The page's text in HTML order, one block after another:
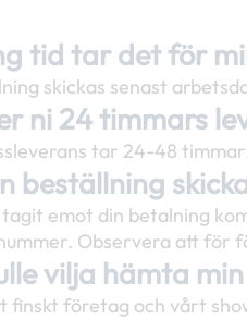
tid tar det för
skickas senast
ni 24 timmars
tar 24-48
beställning
emot din betalning
Observera att för
vilja hämta
finskt företag och vårt